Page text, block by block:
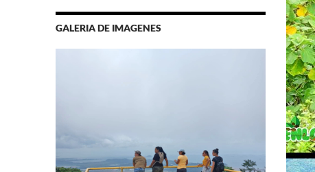
GALERIA DE IMAGENES